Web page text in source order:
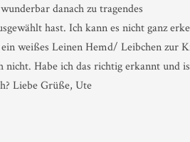
danach zu tragendes
hast. Ich kann es nicht ganz
weißes Leinen Hemd/ Leibchen zur
nicht. Habe ich das richtig erkannt und
Liebe Grüße, Ute